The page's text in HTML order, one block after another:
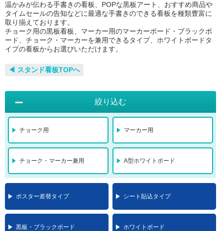
温かみが伝わる手書きの看板、POPな黒板アート、おすすめ商品や
タイムセールの告知などに最適な手書きのできる看板を種類豊富に
取り揃えております。
チョーク用の黒板看板、マーカー用のマーカーボード・ブラックボ
ード、チョーク・マーカーを兼用できるタイプ、ホワイトボードタ
イプの看板からお選びいただけます。
◀︎ スタンド看板TOPへ
絞り込む
チョーク用 マーカー用
チョーク・マーカー兼用 A型ホワイトボード
ポスター差替タイプ シート貼込タイプ
黒板・ブラックボード ホワイトボード